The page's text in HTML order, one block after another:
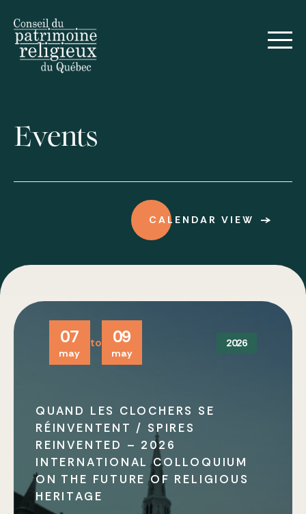
Religious Heritage Days
Archives Day
All Events
Events
CALENDAR VIEW
07
may
to 09
may
2026
QUAND LES CLOCHERS SE
RÉINVENTENT / SPIRES
REINVENTED – 2026
INTERNATIONAL COLLOQUIUM
ON THE FUTURE OF RELIGIOUS
HERITAGE